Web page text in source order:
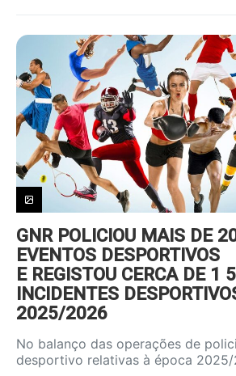
GNR POLICIOU MAIS DE
EVENTOS DESPORTIVOS
E REGISTOU CERCA DE 1
INCIDENTES
2025/2026
No balanço das operações de
desportivo relativas à época